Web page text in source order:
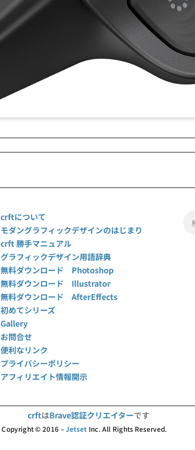
crftについて
モダングラフィックデザインのはじまり
crft 勝手マニュアル
グラフィックデザイン用語辞典
無料ダウンロード Photoshop
無料ダウンロード Illustrator
無料ダウンロード AfterEffects
初めてシリーズ
Gallery
お問合せ
便利なリンク
プライバシーポリシー
アフィリエイト情報開示
crftはBrave認証クリエイターです
Copyright © 2016 –Jetset Inc. All Rights Reserved.